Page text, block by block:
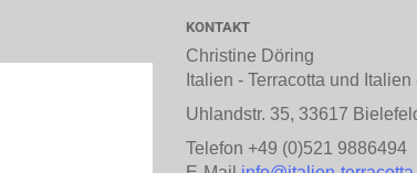
KONTAKT
Christine Döring
Italien - Terracotta und Italien
Uhlandstr. 35, 33617
Telefon +49 (0)521 9886494